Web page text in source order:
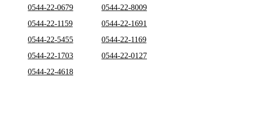
0544-22-0679
0544-22-8009
0544-22-1159
0544-22-1691
0544-22-5455
0544-22-1169
0544-22-1703
0544-22-0127
0544-22-4618